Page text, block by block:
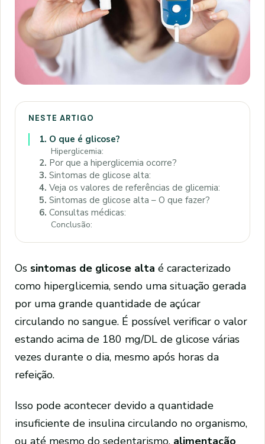
NESTE ARTIGO
1. O que é glicose?
Hiperglicemia:
2. Por que a hiperglicemia ocorre?
3. Sintomas de glicose alta:
4. Veja os valores de referências de glicemia:
5. Sintomas de glicose alta – O que fazer?
6. Consultas médicas:
Conclusão:
Os sintomas de glicose alta é caracterizado
como hiperglicemia, sendo uma situação gerada
por uma grande quantidade de açúcar
circulando no sangue. É possível verificar o valor
estando acima de 180 mg/DL de glicose várias
vezes durante o dia, mesmo após horas da
refeição.
Isso pode acontecer devido a quantidade
insuficiente de insulina circulando no organismo,
ou até mesmo do sedentarismo, alimentação